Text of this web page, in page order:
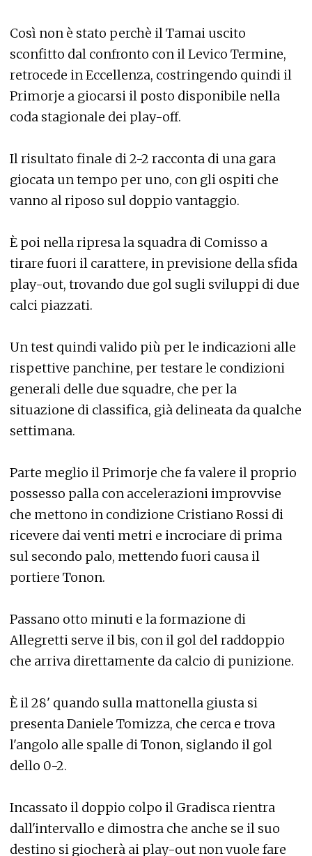
Così non è stato perchè il Tamai uscito
sconfitto dal confronto con il Levico Termine,
retrocede in Eccellenza, costringendo quindi il
Primorje a giocarsi il posto disponibile nella
coda stagionale dei play-off.
Il risultato finale di 2-2 racconta di una gara
giocata un tempo per uno, con gli ospiti che
vanno al riposo sul doppio vantaggio.
È poi nella ripresa la squadra di Comisso a
tirare fuori il carattere, in previsione della sfida
play-out, trovando due gol sugli sviluppi di due
calci piazzati.
Un test quindi valido più per le indicazioni alle
rispettive panchine, per testare le condizioni
generali delle due squadre, che per la
situazione di classifica, già delineata da qualche
settimana.
Parte meglio il Primorje che fa valere il proprio
possesso palla con accelerazioni improvvise
che mettono in condizione Cristiano Rossi di
ricevere dai venti metri e incrociare di prima
sul secondo palo, mettendo fuori causa il
portiere Tonon.
Passano otto minuti e la formazione di
Allegretti serve il bis, con il gol del raddoppio
che arriva direttamente da calcio di punizione.
È il 28' quando sulla mattonella giusta si
presenta Daniele Tomizza, che cerca e trova
l'angolo alle spalle di Tonon, siglando il gol
dello 0-2.
Incassato il doppio colpo il Gradisca rientra
dall'intervallo e dimostra che anche se il suo
destino si giocherà ai play-out non vuole fare